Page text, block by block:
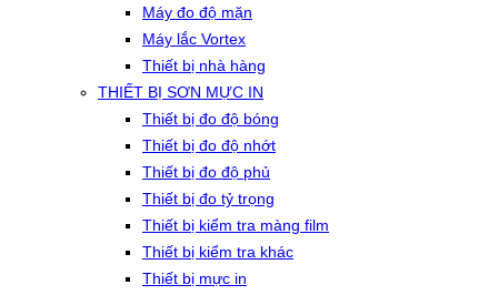
Máy đo độ mặn
Máy lắc Vortex
Thiết bị nhà hàng
THIẾT BỊ SƠN MỰC IN
Thiết bị đo độ bóng
Thiết bị đo độ nhớt
Thiết bị đo độ phủ
Thiết bị đo tỷ trọng
Thiết bị kiểm tra màng film
Thiết bị kiểm tra khác
Thiết bị mực in